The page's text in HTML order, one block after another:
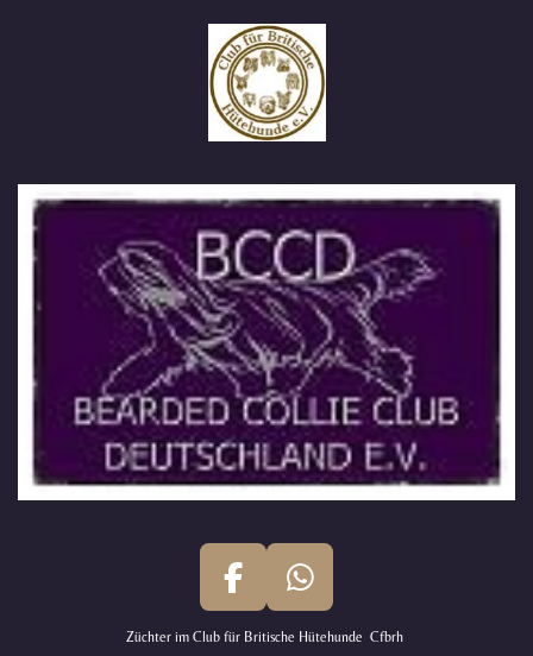
F
W
Züchter im Club für Britische Hütehunde Cfbrh